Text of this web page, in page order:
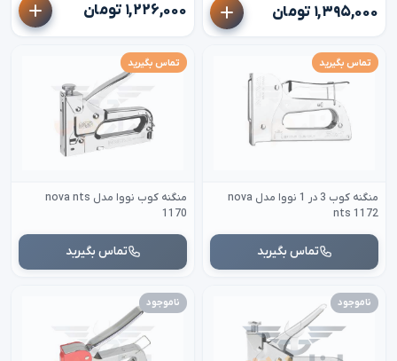
۱,۳۹۵,۰۰۰ تومان ۱,۲۲۶,۰۰۰ تومان
تماس بگیرید
منگنه کوب 3 در 1 نووا مدل nova
nts 1172
تماس بگیرید
تماس بگیرید
منگنه کوب نووا مدل nova nts
1170
تماس بگیرید
ناموجود ناموجود